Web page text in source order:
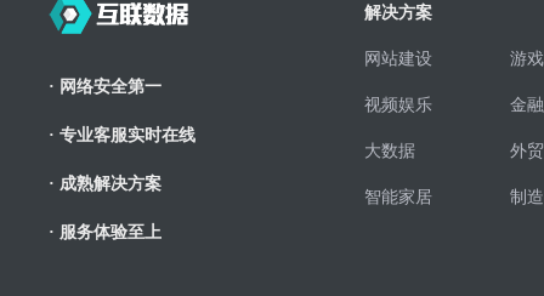
· 网络安全第一
· 专业客服实时在线
· 成熟解决方案
· 服务体验至上
解决方案
网站建设 游
视频娱乐 金
大数据 外
智能家居 制